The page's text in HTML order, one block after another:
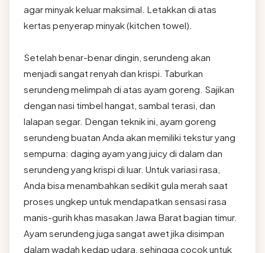
agar minyak keluar maksimal. Letakkan di atas
kertas penyerap minyak (kitchen towel).
Setelah benar-benar dingin, serundeng akan
menjadi sangat renyah dan krispi. Taburkan
serundeng melimpah di atas ayam goreng. Sajikan
dengan nasi timbel hangat, sambal terasi, dan
lalapan segar. Dengan teknik ini, ayam goreng
serundeng buatan Anda akan memiliki tekstur yang
sempurna: daging ayam yang juicy di dalam dan
serundeng yang krispi di luar. Untuk variasi rasa,
Anda bisa menambahkan sedikit gula merah saat
proses ungkep untuk mendapatkan sensasi rasa
manis-gurih khas masakan Jawa Barat bagian timur.
Ayam serundeng juga sangat awet jika disimpan
dalam wadah kedap udara, sehingga cocok untuk